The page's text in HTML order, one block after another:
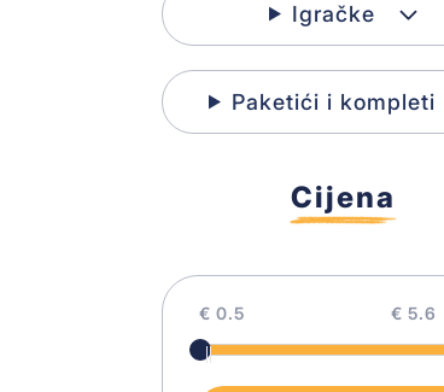
Hamer papir
Kutije za užinu
Geografske karte
Ljepilo
Plastelin
Igračke
Paketići i kompleti
Cijena
€ €